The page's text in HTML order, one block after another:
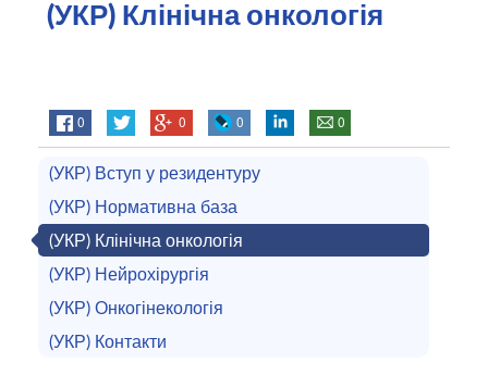
(УКР) Клінічна онкологія
0 0 0 0
(УКР) Вступ у резидентуру
(УКР) Нормативна база
(УКР) Клінічна онкологія
(УКР) Нейрохірургія
(УКР) Онкогінекологія
(УКР) Контакти